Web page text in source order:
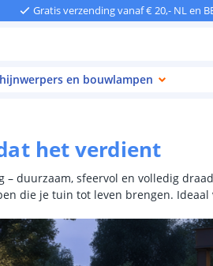
Gratis verzending vanaf € 20,- NL en
en bouwlampen
het verdient
duurzaam, sfeervol en volledig
die je tuin tot leven brengen.